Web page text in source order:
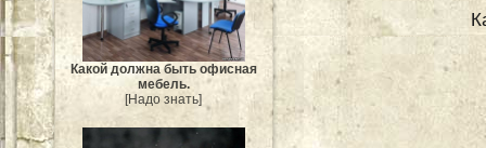
Какой должна быть офисная
мебель.
[Надо знать]